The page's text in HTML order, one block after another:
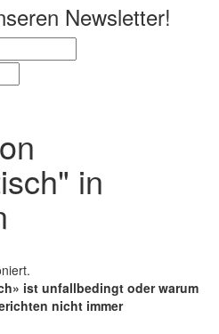
Newsletter!
in
ist unfallbedingt oder warum
nicht immer